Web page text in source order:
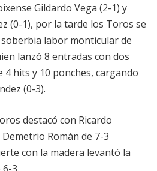
Gildardo Vega (2-1) y
(0-1), por la tarde los Toros se
labor monticular de
lanzó 8 entradas con dos
hits y 10 ponches, cargando
(0-3).
destacó con Ricardo
Román de 7-3
con la madera levantó la